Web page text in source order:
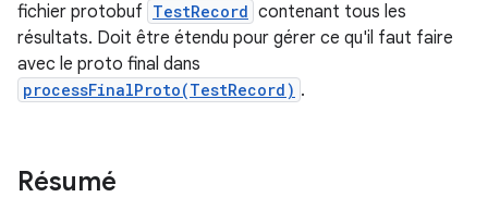
fichier protobuf TestRecord contenant tous les
résultats. Doit être étendu pour gérer ce qu'il faut faire
avec le proto final dans
processFinalProto(TestRecord) .
Résumé